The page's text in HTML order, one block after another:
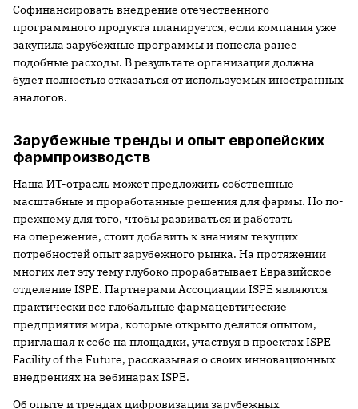
Софинансировать внедрение отечественного
программного продукта планируется, если компания уже
закупила зарубежные программы и понесла ранее
подобные расходы. В результате организация должна
будет полностью отказаться от используемых иностранных
аналогов.
Зарубежные тренды и опыт европейских
фармпроизводств
Наша ИТ-отрасль может предложить собственные
масштабные и проработанные решения для фармы. Но по-
прежнему для того, чтобы развиваться и работать
на опережение, стоит добавить к знаниям текущих
потребностей опыт зарубежного рынка. На протяжении
многих лет эту тему глубоко прорабатывает Евразийское
отделение ISPE. Партнерами Ассоциации ISPE являются
практически все глобальные фармацевтические
предприятия мира, которые открыто делятся опытом,
приглашая к себе на площадки, участвуя в проектах ISPE
Facility of the Future, рассказывая о своих инновационных
внедрениях на вебинарах ISPE.
Об опыте и трендах цифровизации зарубежных